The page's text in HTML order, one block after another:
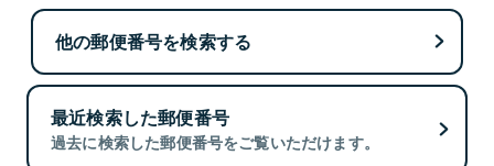
他の郵便番号を検索する
最近検索した郵便番号
過去に検索した郵便番号をご覧いただけます。